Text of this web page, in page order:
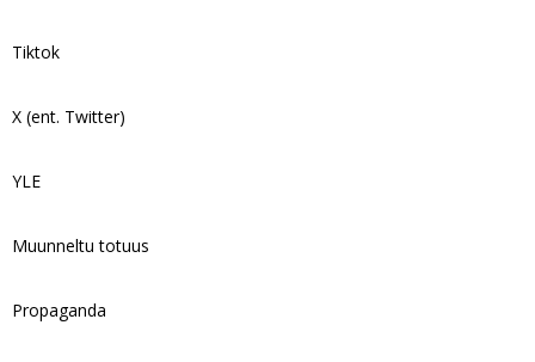
Tiktok
X (ent. Twitter)
YLE
Muunneltu totuus
Propaganda